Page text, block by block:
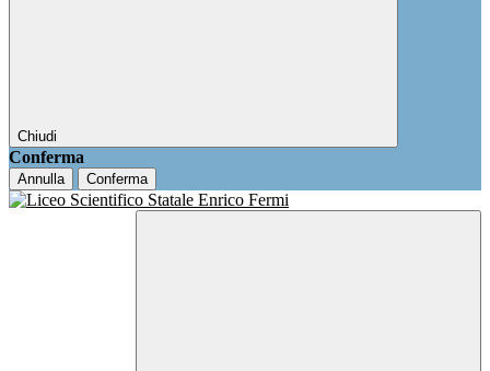
Chiudi
Conferma
Annulla Conferma